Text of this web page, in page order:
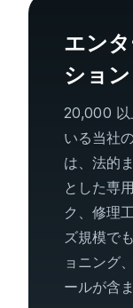
エン
ション
20,000 以
いる当社
は、法的
とした専
ク、修理
ズ規模で
ョニング
ールが含